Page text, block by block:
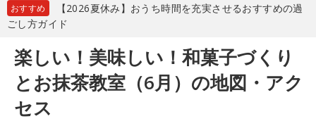
おすすめ
【2026夏休み】おうち時間を充実させるおすすめの過
ごし方ガイド
楽しい！美味しい！和菓子づくり
とお抹茶教室（6月）の地図・アク
セス